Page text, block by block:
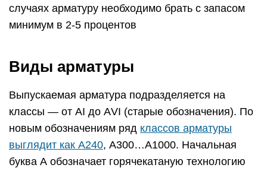
случаях арматуру необходимо брать с запасом
минимум в 2-5 процентов
Виды арматуры
Выпускаемая арматура подразделяется на
классы — от АI до АVI (старые обозначения). По
новым обозначениям ряд классов арматуры
выглядит как А240, А300…А1000. Начальная
буква А обозначает горячекатаную технологию